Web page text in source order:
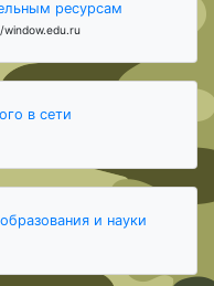
ресурсам
в сети
и науки